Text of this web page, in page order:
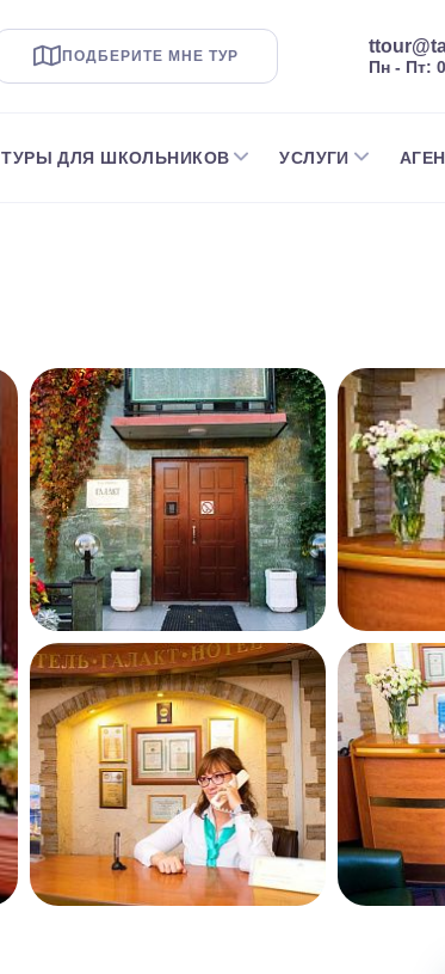
ПОДБЕРИТЕ МНЕ ТУР
Пн - Пт:
ТУРЫ ДЛЯ ШКОЛЬНИКОВ УСЛУГИ